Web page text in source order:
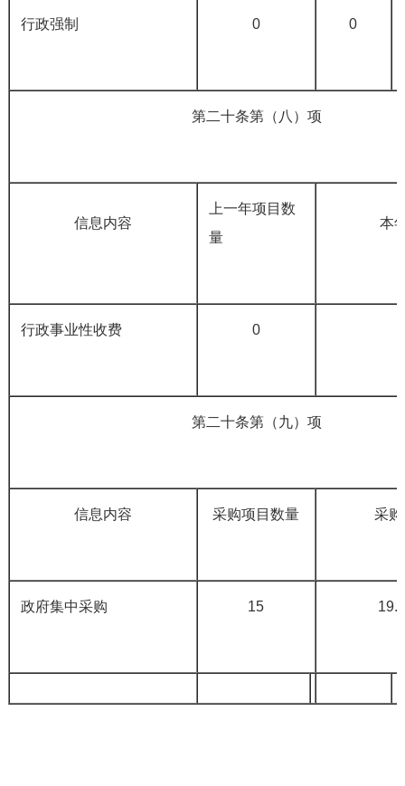
行政强制 0 0
第二十条第（八）项
信息内容
上一年项目数
量
本
行政事业性收费 0
第二十条第（九）项
信息内容 采购项目数量 采
政府集中采购 15